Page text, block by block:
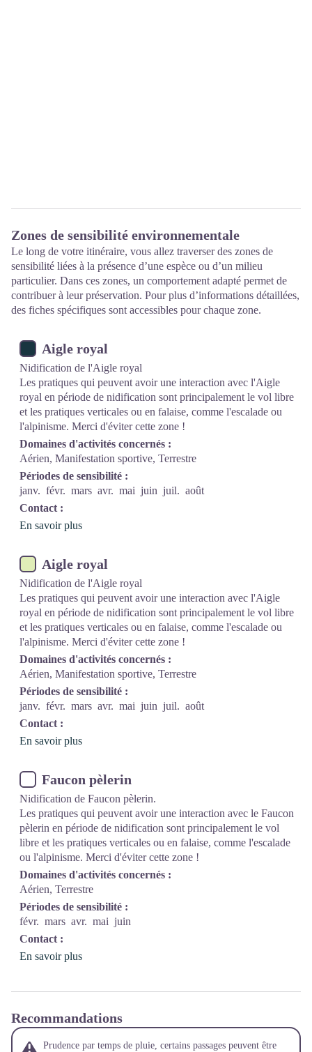
Zones de sensibilité environnementale
Le long de votre itinéraire, vous allez traverser des zones de
sensibilité liées à la présence d’une espèce ou d’un milieu
particulier. Dans ces zones, un comportement adapté permet de
contribuer à leur préservation. Pour plus d’informations détaillées,
des fiches spécifiques sont accessibles pour chaque zone.
Aigle royal
Nidification de l'Aigle royal
Les pratiques qui peuvent avoir une interaction avec l'Aigle
royal en période de nidification sont principalement le vol libre
et les pratiques verticales ou en falaise, comme l'escalade ou
l'alpinisme. Merci d'éviter cette zone !
Domaines d'activités concernés :
Aérien, Manifestation sportive, Terrestre
Périodes de sensibilité :
janv. févr. mars avr. mai juin juil. août
Contact :
En savoir plus
Aigle royal
Nidification de l'Aigle royal
Les pratiques qui peuvent avoir une interaction avec l'Aigle
royal en période de nidification sont principalement le vol libre
et les pratiques verticales ou en falaise, comme l'escalade ou
l'alpinisme. Merci d'éviter cette zone !
Domaines d'activités concernés :
Aérien, Manifestation sportive, Terrestre
Périodes de sensibilité :
janv. févr. mars avr. mai juin juil. août
Contact :
En savoir plus
Faucon pèlerin
Nidification de Faucon pèlerin.
Les pratiques qui peuvent avoir une interaction avec le Faucon
pèlerin en période de nidification sont principalement le vol
libre et les pratiques verticales ou en falaise, comme l'escalade
ou l'alpinisme. Merci d'éviter cette zone !
Domaines d'activités concernés :
Aérien, Terrestre
Périodes de sensibilité :
févr. mars avr. mai juin
Contact :
En savoir plus
Recommandations
Prudence par temps de pluie, certains passages peuvent être